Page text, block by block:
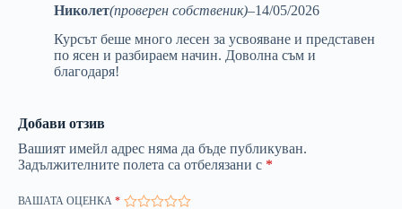
Николет(проверен собственик)–14/05/2026
Курсът беше много лесен за усвояване и представен
по ясен и разбираем начин. Доволна съм и
благодаря!
Добави отзив
Вашият имейл адрес няма да бъде публикуван.
Задължителните полета са отбелязани с *
ВАШАТА ОЦЕНКА *